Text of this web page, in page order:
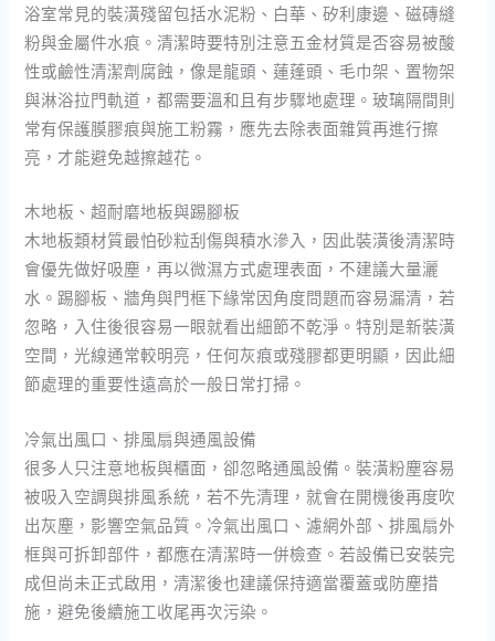
浴室常見的裝潢殘留包括水泥粉、白華、矽利康邊、磁磚縫
粉與金屬件水痕。清潔時要特別注意五金材質是否容易被酸
性或鹼性清潔劑腐蝕，像是龍頭、蓮蓬頭、毛巾架、置物架
與淋浴拉門軌道，都需要溫和且有步驟地處理。玻璃隔間則
常有保護膜膠痕與施工粉霧，應先去除表面雜質再進行擦
亮，才能避免越擦越花。
木地板、超耐磨地板與踢腳板
木地板類材質最怕砂粒刮傷與積水滲入，因此裝潢後清潔時
會優先做好吸塵，再以微濕方式處理表面，不建議大量灑
水。踢腳板、牆角與門框下緣常因角度問題而容易漏清，若
忽略，入住後很容易一眼就看出細節不乾淨。特別是新裝潢
空間，光線通常較明亮，任何灰痕或殘膠都更明顯，因此細
節處理的重要性遠高於一般日常打掃。
冷氣出風口、排風扇與通風設備
很多人只注意地板與櫃面，卻忽略通風設備。裝潢粉塵容易
被吸入空調與排風系統，若不先清理，就會在開機後再度吹
出灰塵，影響空氣品質。冷氣出風口、濾網外部、排風扇外
框與可拆卸部件，都應在清潔時一併檢查。若設備已安裝完
成但尚未正式啟用，清潔後也建議保持適當覆蓋或防塵措
施，避免後續施工收尾再次污染。